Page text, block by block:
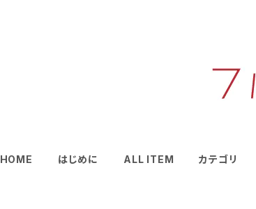
HOME はじめに ALL ITEM カテゴリ